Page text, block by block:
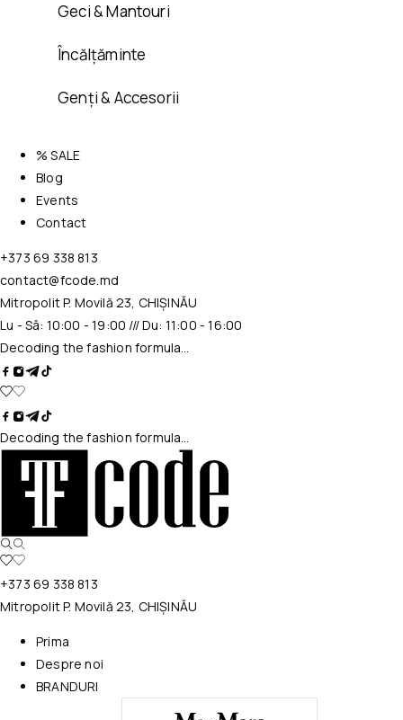
Geci & Mantouri
Încălțăminte
Genți & Accesorii
% SALE
Blog
Events
Contact
+373 69 338 813
contact@fcode.md
Mitropolit P. Movilă 23, CHIȘINĂU
Lu - Sâ: 10:00 - 19:00 /// Du: 11:00 - 16:00
Decoding the fashion formula…
Decoding the fashion formula…
+373 69 338 813
Mitropolit P. Movilă 23, CHIȘINĂU
Prima
Despre noi
BRANDURI